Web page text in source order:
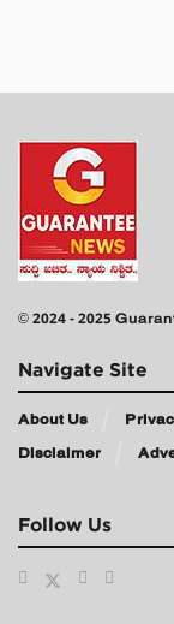
© 2024 - 2025
Navigate Site
About Us
Disclaimer
Follow Us